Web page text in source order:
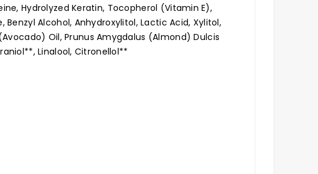
Hydrolyzed Keratin, Tocopherol (Vitamin E),
Alcohol, Anhydroxylitol, Lactic Acid, Xylitol,
Oil, Prunus Amygdalus (Almond) Dulcis
Linalool, Citronellol**